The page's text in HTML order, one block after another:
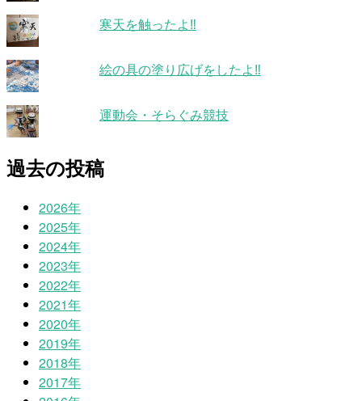
寒天を触ったよ‼
絵の具の塗り広げをしたよ‼
運動会・そらぐみ競技
過去の投稿
2026年
2025年
2024年
2023年
2022年
2021年
2020年
2019年
2018年
2017年